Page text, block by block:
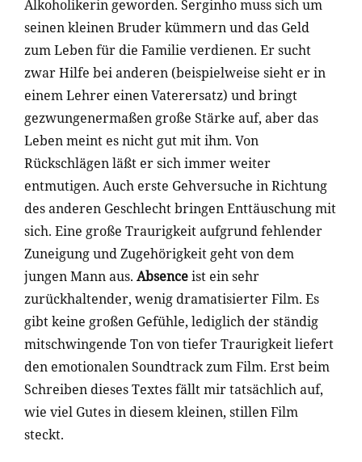
Alkoholikerin geworden. Serginho muss sich um
seinen kleinen Bruder kümmern und das Geld
zum Leben für die Familie verdienen. Er sucht
zwar Hilfe bei anderen (beispielweise sieht er in
einem Lehrer einen Vaterersatz) und bringt
gezwungenermaßen große Stärke auf, aber das
Leben meint es nicht gut mit ihm. Von
Rückschlägen läßt er sich immer weiter
entmutigen. Auch erste Gehversuche in Richtung
des anderen Geschlecht bringen Enttäuschung mit
sich. Eine große Traurigkeit aufgrund fehlender
Zuneigung und Zugehörigkeit geht von dem
jungen Mann aus. Absenceist ein sehr
zurückhaltender, wenig dramatisierter Film. Es
gibt keine großen Gefühle, lediglich der ständig
mitschwingende Ton von tiefer Traurigkeit liefert
den emotionalen Soundtrack zum Film. Erst beim
Schreiben dieses Textes fällt mir tatsächlich auf,
wie viel Gutes in diesem kleinen, stillen Film
steckt.